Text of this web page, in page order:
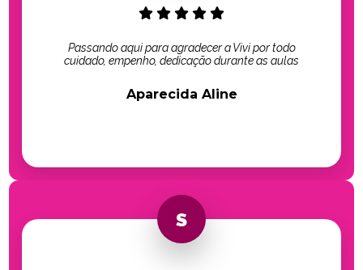
Passando aqui para agradecer a Vivi por todo
cuidado, empenho, dedicação durante as aulas
Aparecida Aline